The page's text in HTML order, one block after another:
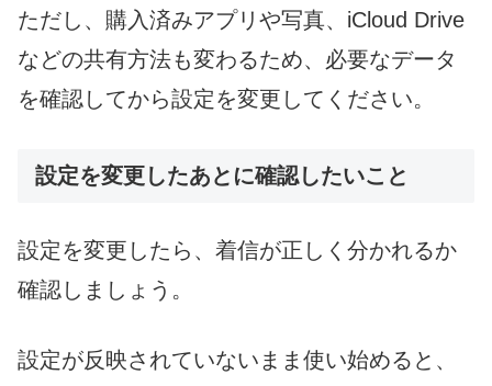
ただし、購入済みアプリや写真、iCloud Drive
などの共有方法も変わるため、必要なデータ
を確認してから設定を変更してください。
設定を変更したあとに確認したいこと
設定を変更したら、着信が正しく分かれるか
確認しましょう。
設定が反映されていないまま使い始めると、